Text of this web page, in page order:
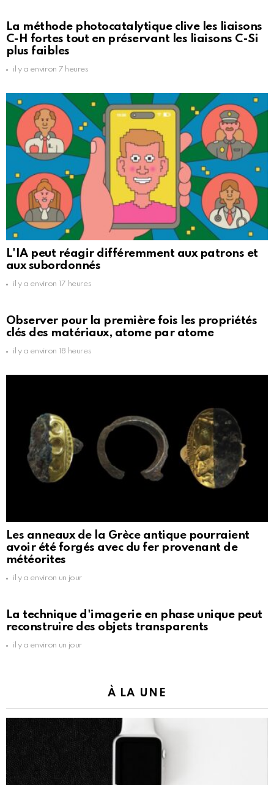
La méthode photocatalytique clive les liaisons
C-H fortes tout en préservant les liaisons C-Si
plus faibles
il y a environ 7 heures
L'IA peut réagir différemment aux patrons et
aux subordonnés
il y a environ 17 heures
Observer pour la première fois les propriétés
clés des matériaux, atome par atome
il y a environ 18 heures
Les anneaux de la Grèce antique pourraient
avoir été forgés avec du fer provenant de
météorites
il y a environ un jour
La technique d'imagerie en phase unique peut
reconstruire des objets transparents
il y a environ un jour
À LA UNE